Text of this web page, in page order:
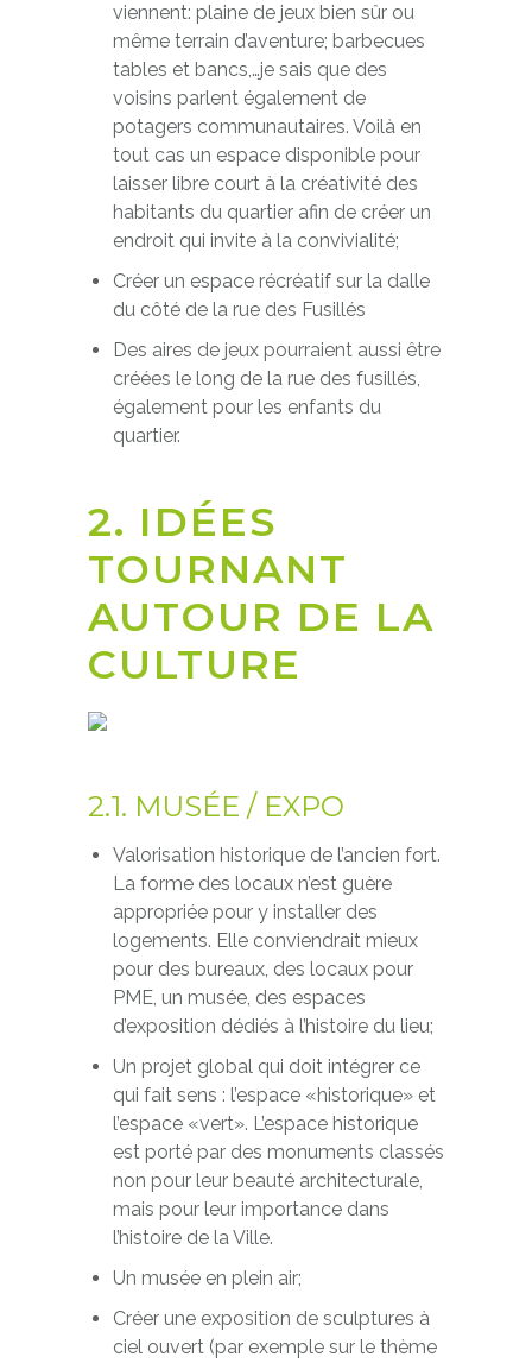
viennent: plaine de jeux bien sûr ou
même terrain d’aventure; barbecues
tables et bancs,…je sais que des
voisins parlent également de
potagers communautaires. Voilà en
tout cas un espace disponible pour
laisser libre court à la créativité des
habitants du quartier afin de créer un
endroit qui invite à la convivialité;
Créer un espace récréatif sur la dalle
du côté de la rue des Fusillés
Des aires de jeux pourraient aussi être
créées le long de la rue des fusillés,
également pour les enfants du
quartier.
2. IDÉES
TOURNANT
AUTOUR DE LA
CULTURE
2.1. MUSÉE / EXPO
Valorisation historique de l’ancien fort.
La forme des locaux n’est guère
appropriée pour y installer des
logements. Elle conviendrait mieux
pour des bureaux, des locaux pour
PME, un musée, des espaces
d’exposition dédiés à l’histoire du lieu;
Un projet global qui doit intégrer ce
qui fait sens : l’espace «historique» et
l’espace «vert». L’espace historique
est porté par des monuments classés
non pour leur beauté architecturale,
mais pour leur importance dans
l’histoire de la Ville.
Un musée en plein air;
Créer une exposition de sculptures à
ciel ouvert (par exemple sur le thème